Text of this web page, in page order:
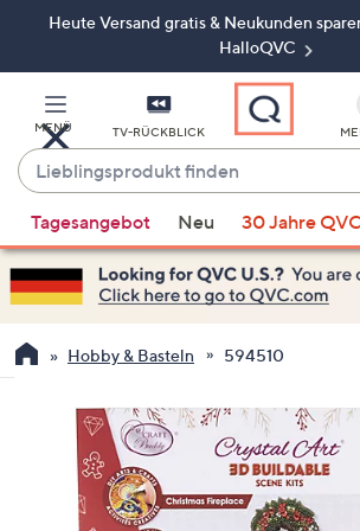
ZumHeute Versand gratis & Neukunden
HalloQVC
MENÜ TV-RÜCKBLICK
Lieblingsprodukt
finden
Vorschläge
verfügbar
sind,
verwenden
Sie
Pfeiltasten
Tagesangebot Neu 30 Jahre
Hobby & Basteln 594510